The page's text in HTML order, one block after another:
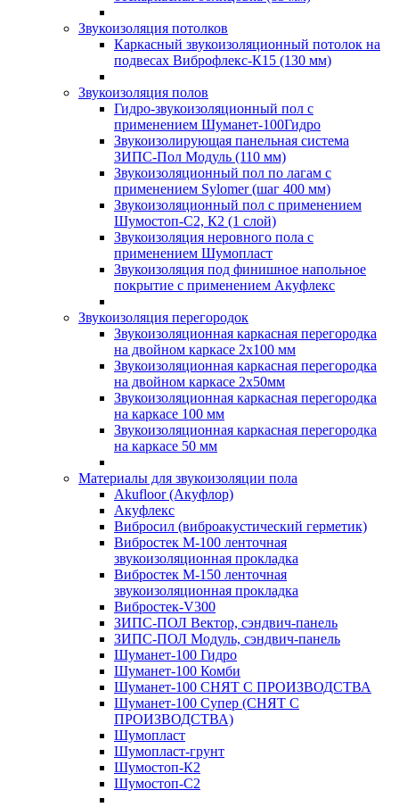
Звукоизоляция потолков
Каркасный звукоизоляционный потолок на
подвесах Виброфлекс-К15 (130 мм)
Звукоизоляция полов
Гидро-звукоизоляционный пол с
применением Шуманет-100Гидро
Звукоизолирующая панельная система
ЗИПС-Пол Модуль (110 мм)
Звукоизоляционный пол по лагам с
применением Sylomer (шаг 400 мм)
Звукоизоляционный пол с применением
Шумостоп-С2, К2 (1 слой)
Звукоизоляция неровного пола с
применением Шумопласт
Звукоизоляция под финишное напольное
покрытие с применением Акуфлекс
Звукоизоляция перегородок
Звукоизоляционная каркасная перегородка
на двойном каркасе 2х100 мм
Звукоизоляционная каркасная перегородка
на двойном каркасе 2х50мм
Звукоизоляционная каркасная перегородка
на каркасе 100 мм
Звукоизоляционная каркасная перегородка
на каркасе 50 мм
Материалы для звукоизоляции пола
Akufloor (Акуфлор)
Акуфлекс
Вибросил (виброакустический герметик)
Вибростек М-100 ленточная
звукоизоляционная прокладка
Вибростек М-150 ленточная
звукоизоляционная прокладка
Вибростек-V300
ЗИПС-ПОЛ Вектор, сэндвич-панель
ЗИПС-ПОЛ Модуль, сэндвич-панель
Шуманет-100 Гидро
Шуманет-100 Комби
Шуманет-100 СНЯТ С ПРОИЗВОДСТВА
Шуманет-100 Супер (СНЯТ С
ПРОИЗВОДСТВА)
Шумопласт
Шумопласт-грунт
Шумостоп-К2
Шумостоп-С2